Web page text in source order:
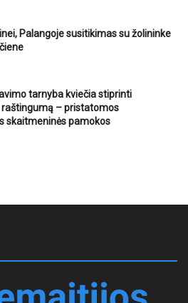
Palangoje susitikimas su žolininke
tarnyba kviečia stiprinti
– pristatomos
skaitmeninės pamokos